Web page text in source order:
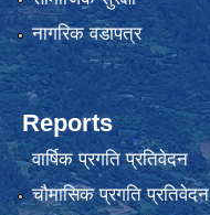
नागरिक वडापत्र
Reports
वार्षिक प्रगति प्रतिवेदन
चौमासिक प्रगति प्रतिवेदन